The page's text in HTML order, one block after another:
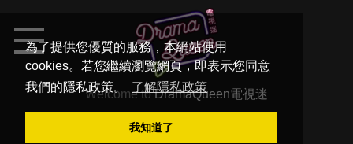
為了提供您優質的服務，本網站使用
cookies。若您繼續瀏覽網頁，即表示您同意
我們的隱私政策。
了解隱私政策
我知道了
Welcome toDramaQueen電視迷